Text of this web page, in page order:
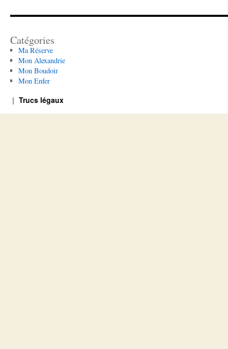
Catégories
Ma Réserve
Mon Alexandrie
Mon Boudoir
Mon Enfer
Trucs légaux